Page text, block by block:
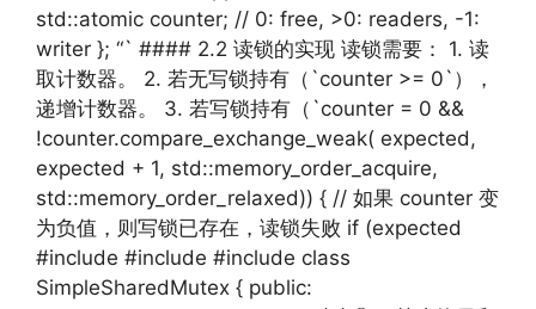
std::atomic counter; // 0: free, >0: readers, -1:
writer }; “` #### 2.2 读锁的实现 读锁需要： 1. 读
取计数器。 2. 若无写锁持有（`counter >= 0`），
递增计数器。 3. 若写锁持有（`counter = 0 &&
!counter.compare_exchange_weak( expected,
expected + 1, std::memory_order_acquire,
std::memory_order_relaxed)) { // 如果 counter 变
为负值，则写锁已存在，读锁失败 if (expected
#include #include #include class
SimpleSharedMutex { public: